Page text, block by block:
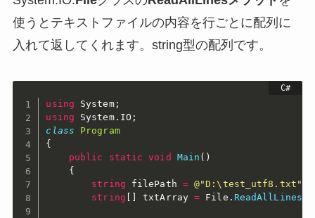
使うとテキストファイルの内容を行ごとに配列に
入れて返してくれます。string型の配列です。
using System;
using System. IO ;
class
Program
{
public
static void Main ( )
{
string filePath = @"D:\test_utf8.txt"
string
txtArray = File . ReadAllLines